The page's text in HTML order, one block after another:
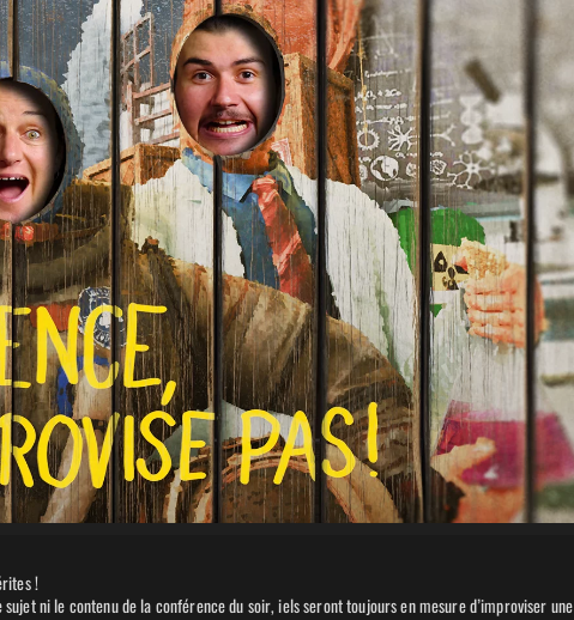
!
ni le contenu de la conférence du soir, iels seront toujours en mesure d’improviser une